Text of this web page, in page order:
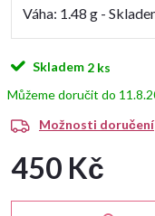
Skladem 2 ks
Možnosti doručení
450 Kč